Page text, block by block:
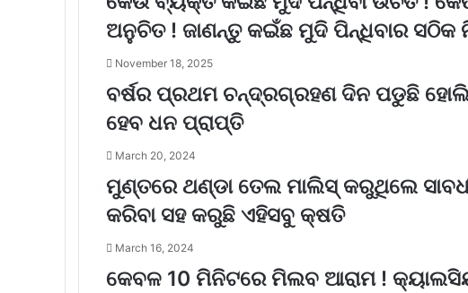
ଅନୁଚିତ ! ଜାଣନ୍ତୁ କଇଁଛ ମୁଦି ପିନ୍ଧିବାର ସଠିକ
November 18, 2025
ବର୍ଷର ପ୍ରଥମ ଚନ୍ଦ୍ରଗ୍ରହଣ ଦିନ ପଡୁଛି
ହେବ ଧନ ପ୍ରାପ୍ତି
March 20, 2024
ମୁଣ୍ତରେ ଥଣ୍ଡା ତେଲ ମାଲିସ୍ କରୁଥିଲେ
କରିବା ସହ କରୁଛି ଏହିସବୁ କ୍ଷତି
March 16, 2024
କେବଳ 10 ମିନିଟରେ ମିଲବ ଆରାମ !